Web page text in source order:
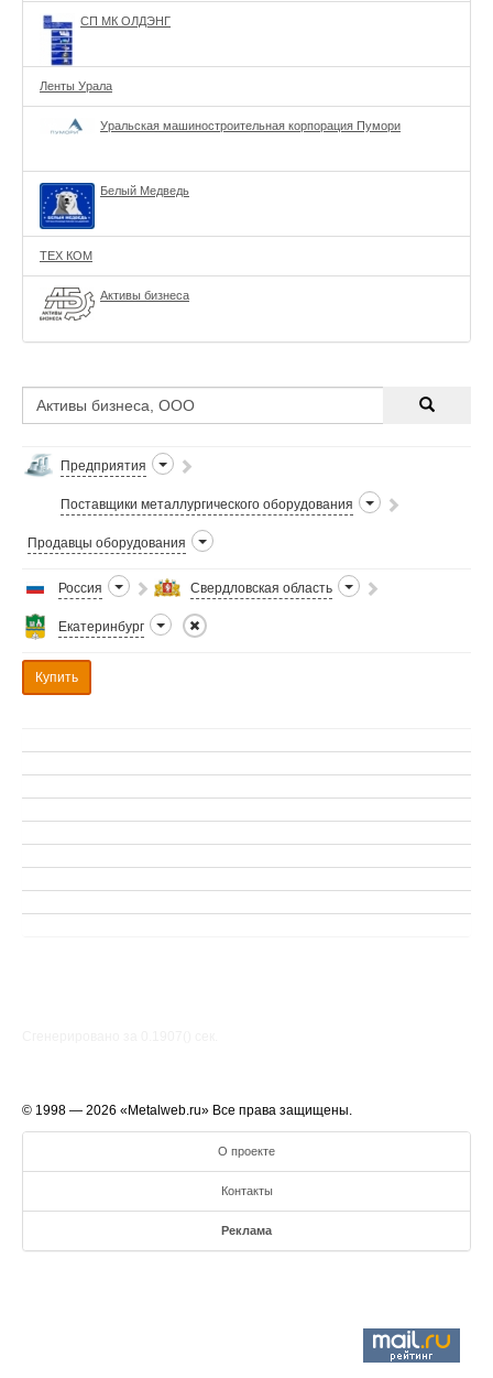
СП МК ОЛДЭНГ
Ленты Урала
Уральская машиностроительная корпорация Пумори
Белый Медведь
ТЕХ КОМ
Активы бизнеса
Предприятия
Поставщики металлургического оборудования
Продавцы оборудования
Россия Свердловская область
Екатеринбург
Купить
© 1998 — 2026 «Metalweb.ru» Все права защищены.
О проекте
Контакты
Реклама